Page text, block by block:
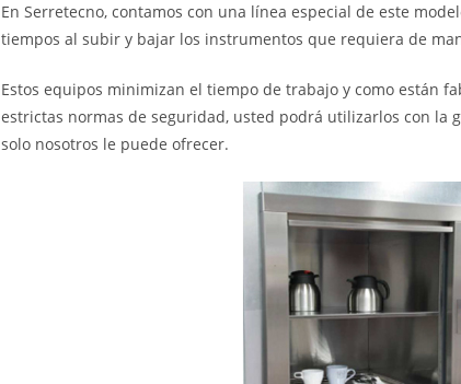
En Serretecno, contamos con una línea especial de este
tiempos al subir y bajar los instrumentos que requiera de
Estos equipos minimizan el tiempo de trabajo y como están
estrictas normas de seguridad, usted podrá utilizarlos con la
solo nosotros le puede ofrecer.